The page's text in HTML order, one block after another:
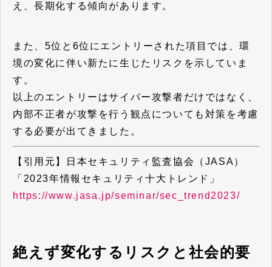
え、長期化する傾向があります。
また、5位と6位にエントリーされた項目では、環
境の変化に伴い新たに生じたリスクを示していま
す。
以上のエントリーはサイバー攻撃者だけではなく、
内部不正者が攻撃を行う観点についても対策を考慮
する必要が出てきました。
【引用元】日本セキュリティ監査協会（JASA）
「2023年情報セキュリティ十大トレンド」
https://www.jasa.jp/seminar/sec_trend2023/
絶えず変化するリスクと社会的要